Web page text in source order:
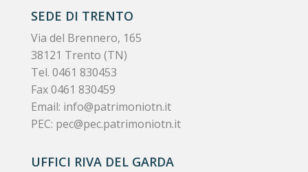
SEDE DI TRENTO
Via del Brennero, 165
38121 Trento (TN)
Tel. 0461 830453
Fax 0461 830459
Email: info@patrimoniotn.it
PEC: pec@pec.patrimoniotn.it
UFFICI RIVA DEL GARDA